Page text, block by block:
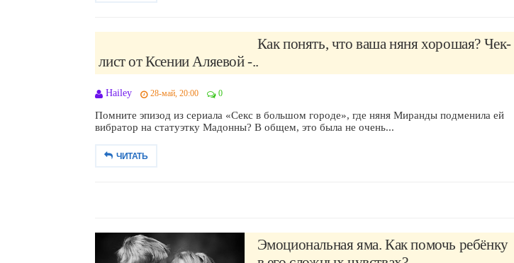
Как понять, что ваша няня хорошая? Чек-
лист от Ксении Аляевой -..
Hailey 28-май, 20:00 0
Помните эпизод из сериала «Секс в большом городе», где няня Миранды подменила ей
вибратор на статуэтку Мадонны? В общем, это была не очень...
ЧИТАТЬ
Эмоциональная яма. Как помочь ребёнку